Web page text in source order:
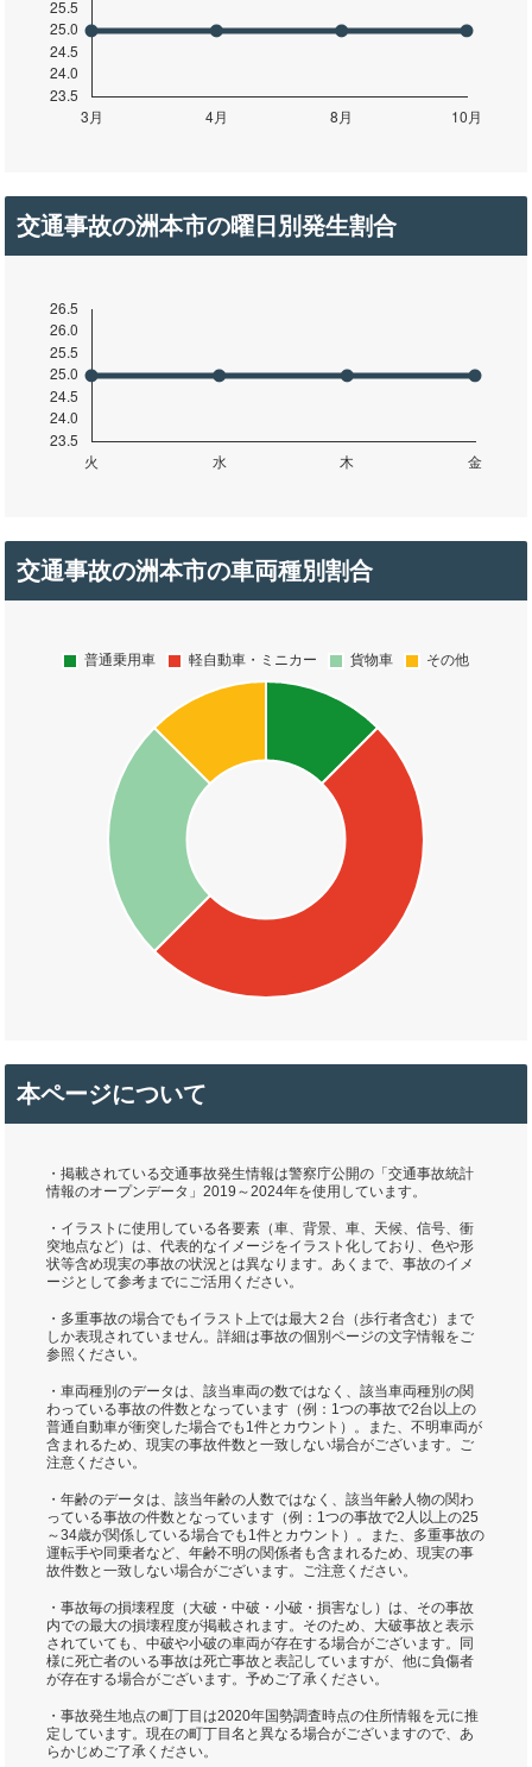
交通事故の洲本市の曜日別発生割合
交通事故の洲本市の車両種別割合
本ページについて
・掲載されている交通事故発生情報は警察庁公開の「交通事故統計
情報のオープンデータ」2019～2024年を使用しています。
・イラストに使用している各要素（車、背景、車、天候、信号、衝
突地点など）は、代表的なイメージをイラスト化しており、色や形
状等含め現実の事故の状況とは異なります。あくまで、事故のイメ
ージとして参考までにご活用ください。
・多重事故の場合でもイラスト上では最大２台（歩行者含む）まで
しか表現されていません。詳細は事故の個別ページの文字情報をご
参照ください。
・車両種別のデータは、該当車両の数ではなく、該当車両種別の関
わっている事故の件数となっています（例：1つの事故で2台以上の
普通自動車が衝突した場合でも1件とカウント）。また、不明車両が
含まれるため、現実の事故件数と一致しない場合がございます。ご
注意ください。
・年齢のデータは、該当年齢の人数ではなく、該当年齢人物の関わ
っている事故の件数となっています（例：1つの事故で2人以上の25
～34歳が関係している場合でも1件とカウント）。また、多重事故の
運転手や同乗者など、年齢不明の関係者も含まれるため、現実の事
故件数と一致しない場合がございます。ご注意ください。
・事故毎の損壊程度（大破・中破・小破・損害なし）は、その事故
内での最大の損壊程度が掲載されます。そのため、大破事故と表示
されていても、中破や小破の車両が存在する場合がございます。同
様に死亡者のいる事故は死亡事故と表記していますが、他に負傷者
が存在する場合がございます。予めご了承ください。
・事故発生地点の町丁目は2020年国勢調査時点の住所情報を元に推
定しています。現在の町丁目名と異なる場合がございますので、あ
らかじめご了承ください。